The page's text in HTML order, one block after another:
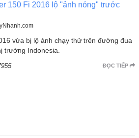
150 Fi 2016 lộ "ảnh nóng" trước
vừa bị lộ ảnh chạy thử trên đường đua
trường Indonesia.
ĐỌC TIẾP